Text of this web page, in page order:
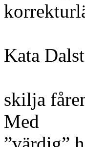
Kata
skilja
Med